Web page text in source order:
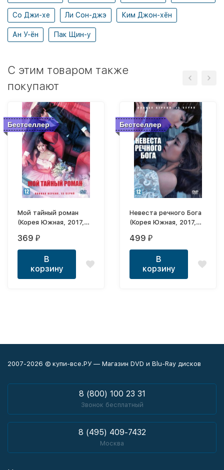
Со Джи-хе Ли Сон-джэ Ким Джон-хён
Ан У-ён Пак Щин-у
C этим товаром также
покупают
Бестселлер
Мой тайный роман
(Корея Южная, 2017,
серий)
369 ₽
В
корзину
Бестселлер
Невеста речного Бога
(Корея Южная, 2017,
серий)
499 ₽
В
корзину
2007-2026 © купи-все.РУ — Магазин DVD и Blu-Ray дисков
8 (800) 100 23 31
Звонок бесплатный
8 (495) 409-7432
Москва